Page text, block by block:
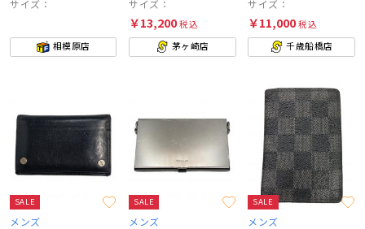
サイズ：
相模原店
サイズ：
￥13,200税込
茅ヶ崎店
サイズ：
￥11,000税込
千歳船橋店
SALE
メンズ
SALE
メンズ
SALE
メンズ